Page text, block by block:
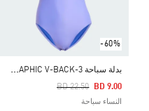
-60%
ب
دلة سباحة 3-STRIPES GRAPHIC V-BACK
Price Reduced From
BD 22.50
To BD 9.00
النساء سباحة